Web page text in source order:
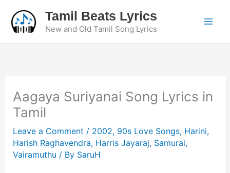
content
Tamil Beats Lyrics
New and Old Tamil Song Lyrics
Aagaya Suriyanai Song Lyrics in
Tamil
Leave a Comment / 2002, 90s Love Songs, Harini,
Harish Raghavendra, Harris Jayaraj, Samurai,
Vairamuthu / By SaruH